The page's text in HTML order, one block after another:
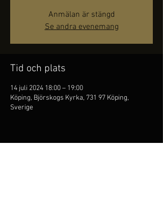
Anmälan är stängd
Se andra evenemang
Tid och plats
14 juli 2024 18:00 – 19:00
Köping, Björskogs Kyrka, 731 97 Köping,
Sverige